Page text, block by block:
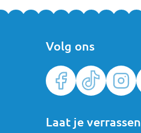
Volg ons
Laat je verrassen